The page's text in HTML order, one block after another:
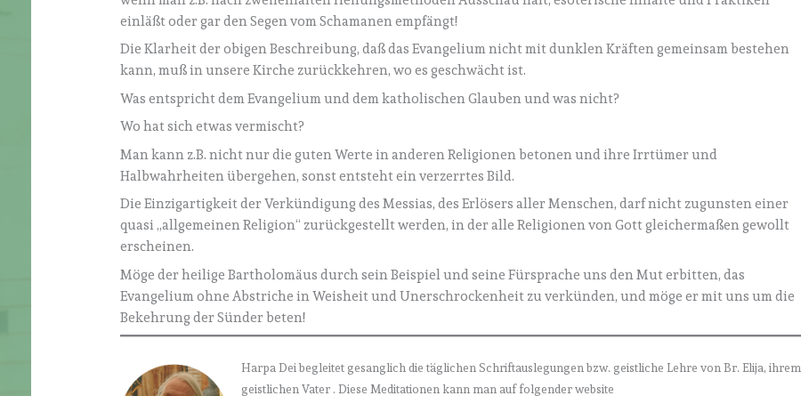
einläßt oder gar den Segen vom Schamanen empfängt!
Die Klarheit der obigen Beschreibung, daß das Evangelium nicht mit dunklen Kräften gemeinsam bestehen
kann, muß in unsere Kirche zurückkehren, wo es geschwächt ist.
Was entspricht dem Evangelium und dem katholischen Glauben und was nicht?
Wo hat sich etwas vermischt?
Man kann z.B. nicht nur die guten Werte in anderen Religionen betonen und ihre Irrtümer und
Halbwahrheiten übergehen, sonst entsteht ein verzerrtes Bild.
Die Einzigartigkeit der Verkündigung des Messias, des Erlösers aller Menschen, darf nicht zugunsten einer
quasi „allgemeinen Religion“ zurückgestellt werden, in der alle Religionen von Gott gleichermaßen gewollt
erscheinen.
Möge der heilige Bartholomäus durch sein Beispiel und seine Fürsprache uns den Mut erbitten, das
Evangelium ohne Abstriche in Weisheit und Unerschrockenheit zu verkünden, und möge er mit uns um die
Bekehrung der Sünder beten!
Harpa Dei begleitet gesanglich die täglichen Schriftauslegungen bzw. geistliche Lehre von Br. Elija, ihrem
geistlichen Vater . Diese Meditationen kann man auf folgender website